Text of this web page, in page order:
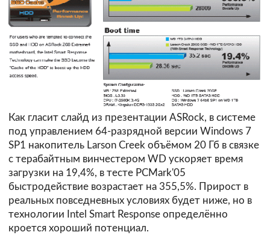
Как гласит слайд из презентации ASRock, в системе
под управлением 64-разрядной версии Windows 7
SP1 накопитель Larson Creek объёмом 20 Гб в связке
с терабайтным винчестером WD ускоряет время
загрузки на 19,4%, в тесте PCMark'05
быстродействие возрастает на 355,5%. Прирост в
реальных повседневных условиях будет ниже, но в
технологии Intel Smart Response определённо
кроется хороший потенциал.